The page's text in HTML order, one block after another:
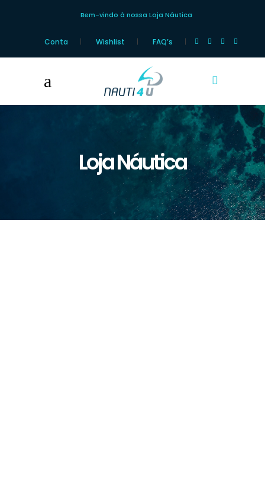
Bem-vindo à nossa Loja Náutica
Conta Wishlist FAQ’s
Loja Náutica